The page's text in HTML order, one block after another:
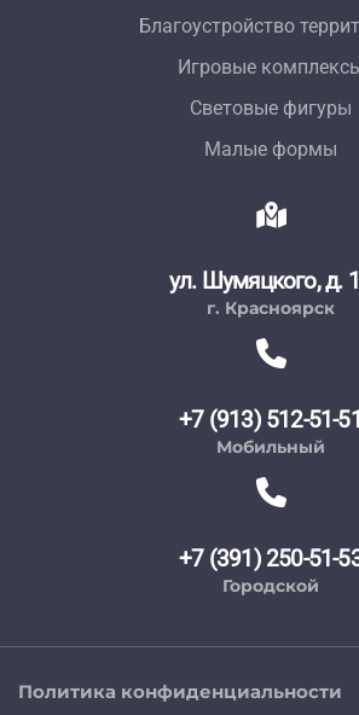
Благоустройство
Игровые
Световые фигуры
Малые формы
ул. Шумяцкого, д.
г. Красноярск
+7 (913) 512-51-51
Мобильный
+7 (391) 250-51-
Городской
Политика конфиденциальности